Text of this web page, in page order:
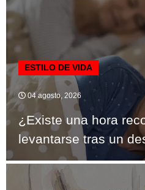
ESTILO DE VIDA
04 agosto, 2026
¿Existe una hora
levantarse tras un